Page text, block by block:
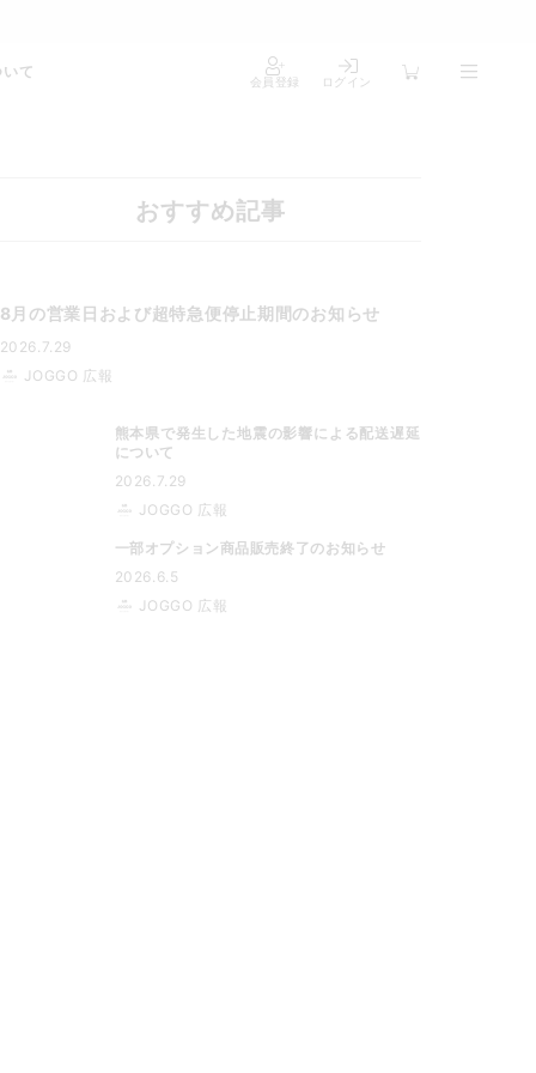
て
会員登録 ログイン
おすすめ記事
8月の営業日および超特急便停止期間のお知らせ
2026.7.29
JOGGO 広報
熊本県で発生した地震の影響による配送遅延
について
2026.7.29
JOGGO 広報
一部オプション商品販売終了のお知らせ
2026.6.5
JOGGO 広報